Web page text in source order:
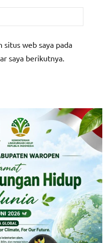
situs web saya pada
saya berikutnya.